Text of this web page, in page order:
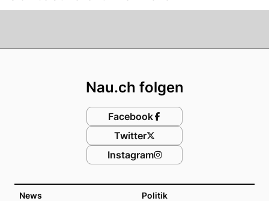
News Politik
Nau.ch folgen
Facebook
Twitter
Instagram